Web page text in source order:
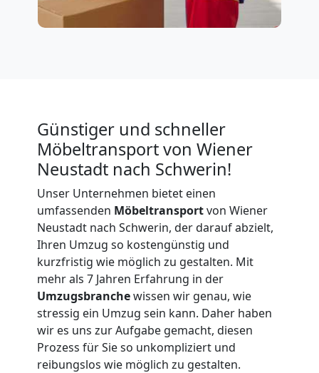
Günstiger und schneller
Möbeltransport von Wiener
Neustadt nach Schwerin!
Unser Unternehmen bietet einen
umfassenden Möbeltransportvon Wiener
Neustadt nach Schwerin, der darauf abzielt,
Ihren Umzug so kostengünstig und
kurzfristig wie möglich zu gestalten. Mit
mehr als 7 Jahren Erfahrung in der
Umzugsbranchewissen wir genau, wie
stressig ein Umzug sein kann. Daher haben
wir es uns zur Aufgabe gemacht, diesen
Prozess für Sie so unkompliziert und
reibungslos wie möglich zu gestalten.